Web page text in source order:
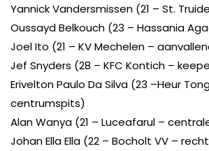
Yannick Vandersmissen (21 – St.
Oussayd Belkouch (23 – Hassania
Joel Ito (21 – KV Mechelen –
Jef Snyders (28 – KFC Kontich –
Erivelton Paulo Da Silva (23 –Heur
centrumspits)
Alan Wanya (21 – Luceafarul –
Johan Ella Ella (22 – Bocholt VV –